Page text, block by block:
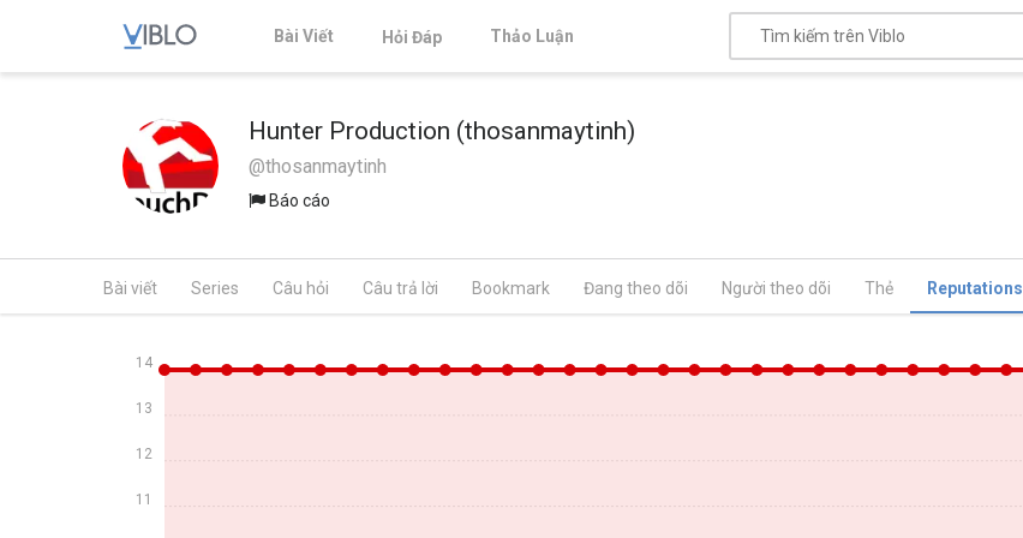
Bài Viết Hỏi Đáp Thảo Luận
Hunter Production (thosanmaytinh)
@thosanmaytinh
Báo cáo
Bài viết Series Câu hỏi Câu trả lời Bookmark Đang theo dõi Người theo dõi Thẻ Reputations
11
12
13
14